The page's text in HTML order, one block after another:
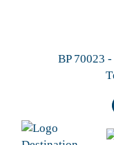
BP 70023